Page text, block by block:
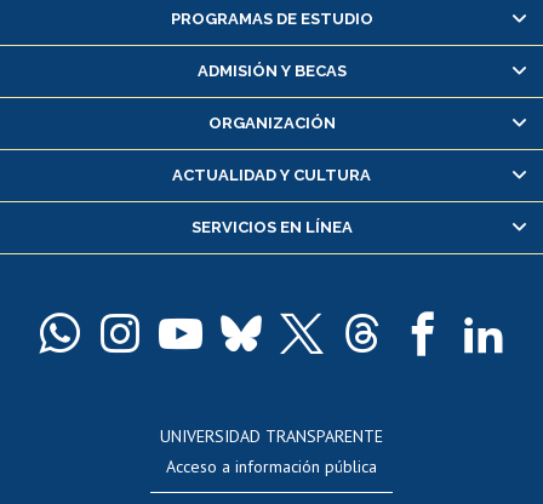
Alumnas/os y exalumnas/os
Matrícula en línea
Inscripción y cambio de asignaturas
Consulta y certificado de notas
Servicio médico y dental
Pago de arancel y crédito alumnos
Docentes
Perfeccionamiento
Editar Portafolio Académico
PROGRAMAS DE ESTUDIO
ADMISIÓN Y BECAS
ORGANIZACIÓN
ACTUALIDAD Y CULTURA
SERVICIOS EN LÍNEA
UNIVERSIDAD TRANSPARENTE
Acceso a información pública